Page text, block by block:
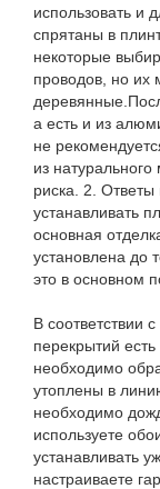
использовать и
спрятаны в
некоторые
проводов, но их
а есть и из
не
из
риска. 2. Ответы
устанавливать
основная
установлена ​​до
это в основном
В соответствии
перекрытий
необходимо
утоплены в
необходимо
используете
устанавливать
настраиваете